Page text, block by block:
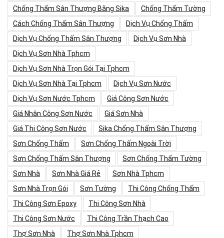
Chống Thấm Sân Thượng Bằng Sika
Chống Thấm Tường
Cách Chống Thấm Sân Thượng
Dịch Vụ Chống Thấm
Dịch Vụ Chống Thấm Sân Thượng
Dịch Vụ Sơn Nhà
Dịch Vụ Sơn Nhà Tphcm
Dịch Vụ Sơn Nhà Trọn Gói Tại Tphcm
Dịch Vụ Sơn Nhà Tại Tphcm
Dịch Vụ Sơn Nước
Dịch Vụ Sơn Nước Tphcm
Giá Công Sơn Nước
Giá Nhân Công Sơn Nước
Giá Sơn Nhà
Giá Thi Công Sơn Nước
Sika Chống Thấm Sân Thượng
Sơn Chống Thấm
Sơn Chống Thấm Ngoài Trời
Sơn Chống Thấm Sân Thượng
Sơn Chống Thấm Tường
Sơn Nhà
Sơn Nhà Giá Rẻ
Sơn Nhà Tphcm
Sơn Nhà Trọn Gói
Sơn Tường
Thi Công Chống Thấm
Thi Công Sơn Epoxy
Thi Công Sơn Nhà
Thi Công Sơn Nước
Thi Công Trần Thạch Cao
Thợ Sơn Nhà
Thợ Sơn Nhà Tphcm